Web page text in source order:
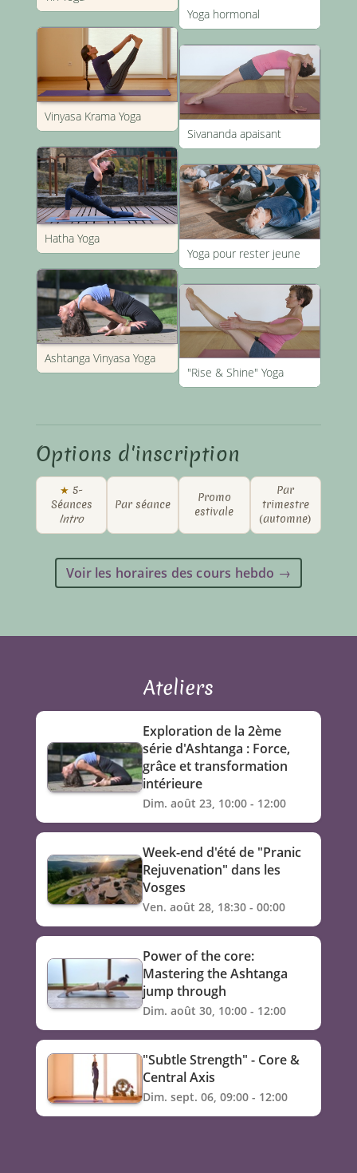
Vinyasa Krama Yoga
Hatha Yoga
Ashtanga Vinyasa Yoga
Yoga hormonal
Sivananda apaisant
Yoga pour rester jeune
"Rise & Shine" Yoga
Options d'inscription
★ 5-
Séances
Intro
Par séance
Promo
estivale
Par
trimestre
(automne)
Voir les horaires des cours hebdo →
Ateliers
Exploration de la 2ème
série d'Ashtanga : Force,
grâce et transformation
intérieure
Dim. août 23, 10:00 - 12:00
Week-end d'été de "Pranic
Rejuvenation" dans les
Vosges
Ven. août 28, 18:30 - 00:00
Power of the core:
Mastering the Ashtanga
jump through
Dim. août 30, 10:00 - 12:00
"Subtle Strength" - Core &
Central Axis
Dim. sept. 06, 09:00 - 12:00